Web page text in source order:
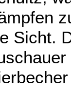
Sicht.